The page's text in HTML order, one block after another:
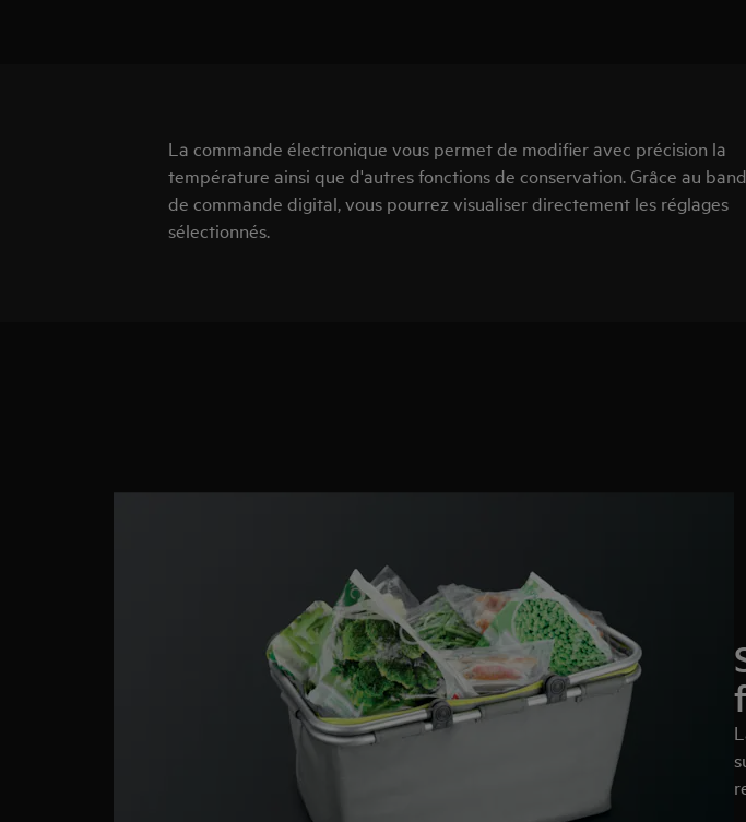
La commande électronique vous permet de modifier avec précision la
température ainsi que d'autres fonctions de conservation. Grâce au
de commande digital, vous pourrez visualiser directement les réglages
sélectionnés.